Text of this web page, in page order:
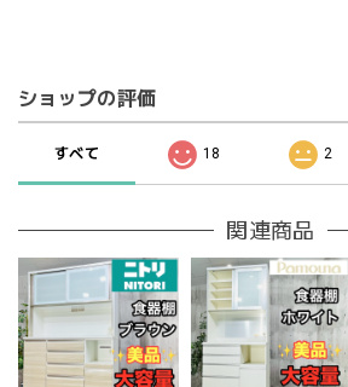
ショップの評価
すべて 18 2
関連商品